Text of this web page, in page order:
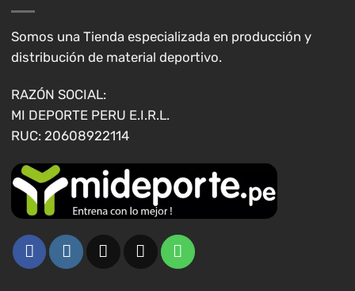
pueden
elegir
en
página
de
producto
elegir
en
Somos una Tienda especializada en producción y
distribución de material deportivo.
RAZÓN SOCIAL:
MI DEPORTE PERU E.I.R.L.
RUC: 20608922114